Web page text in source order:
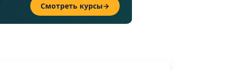
Смотреть курсы→